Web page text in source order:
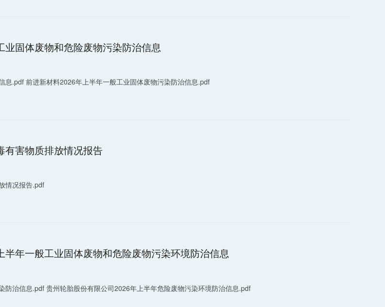
固体废物和危险废物污染防治信息
息.pdf 前进新材料2026年上半年一般工业固体废物污染防治信息.pdf
有害物质排放情况报告
情况报告.pdf
年一般工业固体废物和危险废物污染环境防治信息
防治信息.pdf 贵州轮胎股份有限公司2026年上半年危险废物污染环境防治信息.pdf